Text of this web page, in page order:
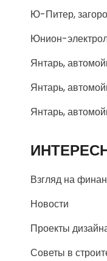
Ю-Питер,
Юнион-
Янтарь,
Янтарь,
Янтарь,
Взгляд на
Новости
Проекты
Советы в